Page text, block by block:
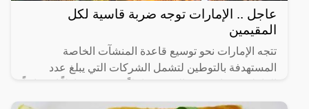
عاجل .. الإمارات توجه ضربة قاسية لكل
المقيمين
تتجه الإمارات نحو توسيع قاعدة المنشآت الخاصة
المستهدفة بالتوطين لتشمل الشركات التي يبلغ عدد
رئيساً تم